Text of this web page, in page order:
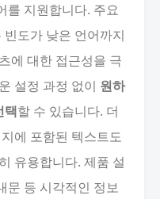
를 지원합니다. 주요
도가 낮은 언어까지
에 대한 접근성을 극
설정 과정 없이 원하
택할 수 있습니다. 더
에 포함된 텍스트도
유용합니다. 제품 설
문 등 시각적인 정보